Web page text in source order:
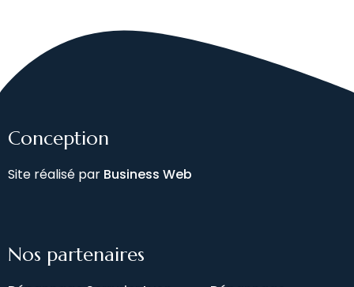
Conception
Site réalisé par Business Web
Nos partenaires